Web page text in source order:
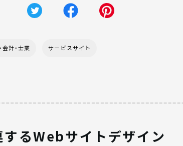
会計・士業 サービスサイト
するWebサイトデザイン